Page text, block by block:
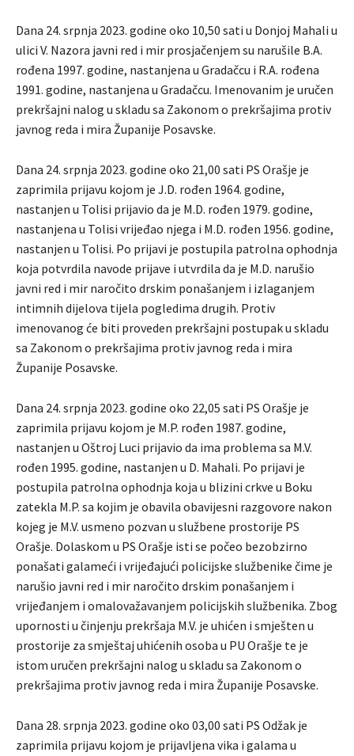
Dana 24. srpnja 2023. godine oko 10,50 sati u Donjoj Mahali u
ulici V. Nazora javni red i mir prosjačenjem su narušile B.A.
rođena 1997. godine, nastanjena u Gradačcu i R.A. rođena
1991. godine, nastanjena u Gradačcu. Imenovanim je uručen
prekršajni nalog u skladu sa Zakonom o prekršajima protiv
javnog reda i mira Županije Posavske.
Dana 24. srpnja 2023. godine oko 21,00 sati PS Orašje je
zaprimila prijavu kojom je J.D. rođen 1964. godine,
nastanjen u Tolisi prijavio da je M.D. rođen 1979. godine,
nastanjena u Tolisi vrijeđao njega i M.D. rođen 1956. godine,
nastanjen u Tolisi. Po prijavi je postupila patrolna ophodnja
koja potvrdila navode prijave i utvrdila da je M.D. narušio
javni red i mir naročito drskim ponašanjem i izlaganjem
intimnih dijelova tijela pogledima drugih. Protiv
imenovanog će biti proveden prekršajni postupak u skladu
sa Zakonom o prekršajima protiv javnog reda i mira
Županije Posavske.
Dana 24. srpnja 2023. godine oko 22,05 sati PS Orašje je
zaprimila prijavu kojom je M.P. rođen 1987. godine,
nastanjen u Oštroj Luci prijavio da ima problema sa M.V.
rođen 1995. godine, nastanjen u D. Mahali. Po prijavi je
postupila patrolna ophodnja koja u blizini crkve u Boku
zatekla M.P. sa kojim je obavila obavijesni razgovore nakon
kojeg je M.V. usmeno pozvan u službene prostorije PS
Orašje. Dolaskom u PS Orašje isti se počeo bezobzirno
ponašati galameći i vrijeđajući policijske službenike čime je
narušio javni red i mir naročito drskim ponašanjem i
vrijeđanjem i omalovažavanjem policijskih službenika. Zbog
upornosti u činjenju prekršaja M.V. je uhićen i smješten u
prostorije za smještaj uhićenih osoba u PU Orašje te je
istom uručen prekršajni nalog u skladu sa Zakonom o
prekršajima protiv javnog reda i mira Županije Posavske.
Dana 28. srpnja 2023. godine oko 03,00 sati PS Odžak je
zaprimila prijavu kojom je prijavljena vika i galama u